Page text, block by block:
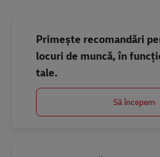
Primește recomandări
locuri de muncă, în
tale.
Să începem